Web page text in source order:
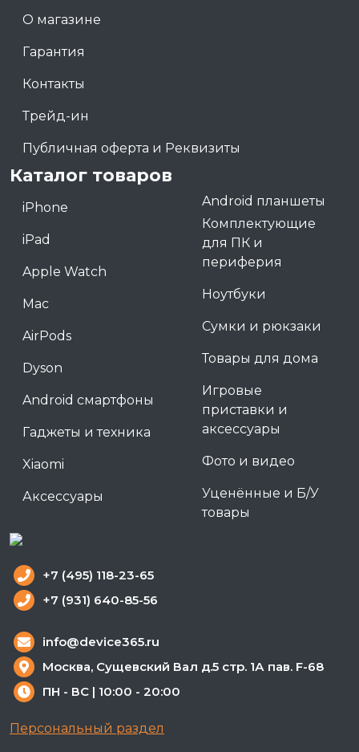
О магазине
Гарантия
Контакты
Трейд-ин
Публичная оферта и Реквизиты
Каталог товаров
iPhone
iPad
Apple Watch
Mac
AirPods
Dyson
Android смартфоны
Гаджеты и техника
Xiaomi
Аксессуары
Android планшеты
Комплектующие
для ПК и
периферия
Ноутбуки
Сумки и рюкзаки
Товары для дома
Игровые
приставки и
аксессуары
Фото и видео
Уценённые и Б/У
товары
+7 (495) 118-23-65
+7 (931) 640-85-56
info@device365.ru
Москва, Сущевский Вал д.5 стр. 1А пав. F-68
ПН - ВС | 10:00 - 20:00
Персональный раздел